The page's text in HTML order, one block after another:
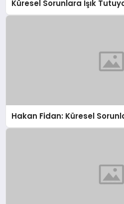
Küresel Sorunlara Işık
Hakan Fidan: Küresel